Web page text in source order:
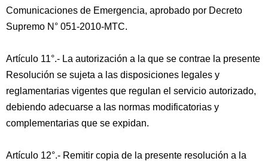
Comunicaciones de Emergencia, aprobado por Decreto
Supremo N° 051-2010-MTC.
Artículo 11°.- La autorización a la que se contrae la presente
Resolución se sujeta a las disposiciones legales y
reglamentarias vigentes que regulan el servicio autorizado,
debiendo adecuarse a las normas modificatorias y
complementarias que se expidan.
Artículo 12°.- Remitir copia de la presente resolución a la